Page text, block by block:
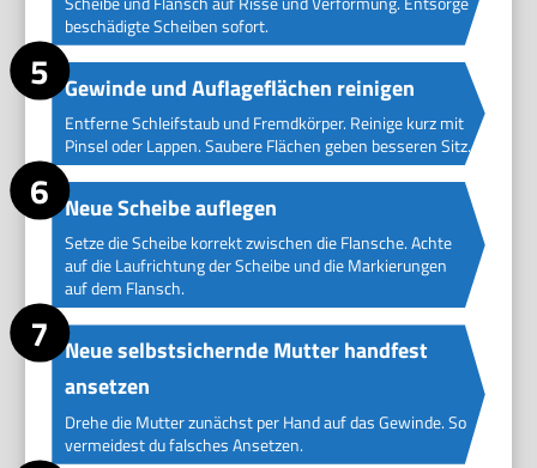
beschädigte Scheiben sofort.
Gewinde und Auflageflächen reinigen
Entferne Schleifstaub und Fremdkörper. Reinige kurz mit
Pinsel oder Lappen. Saubere Flächen geben besseren Sitz.
Neue Scheibe auflegen
Setze die Scheibe korrekt zwischen die Flansche. Achte
auf die Laufrichtung der Scheibe und die Markierungen
auf dem Flansch.
Neue selbstsichernde Mutter handfest
ansetzen
Drehe die Mutter zunächst per Hand auf das Gewinde. So
vermeidest du falsches Ansetzen.